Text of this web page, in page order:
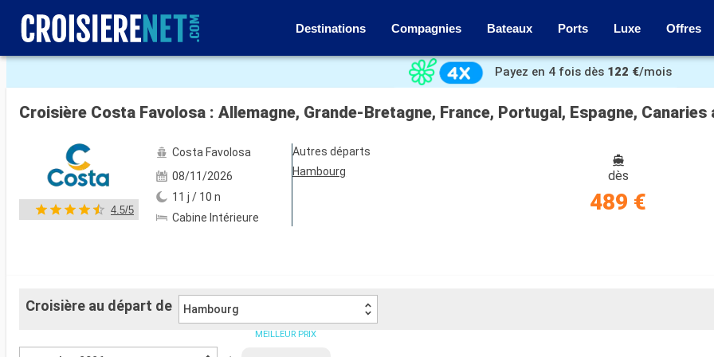
Destinations Compagnies Bateaux Ports Luxe Offres
Voir les 36 autres photos
Payez en 4 fois dès 122 €/mois
Croisière Costa Favolosa : Allemagne, Grande-Bretagne, France, Portugal, Espagne,
4.5/5
Costa Favolosa
08/11/2026
11 j / 10 n
Cabine Intérieure
Autres départs
Hambourg
dès
489 €
Croisière au départ de Hambourg
MEILLEUR PRIX